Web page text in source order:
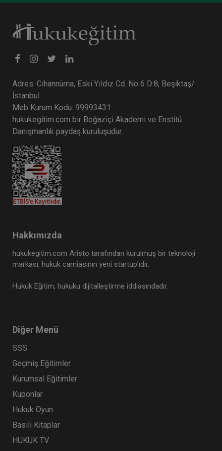
Adres: Cihannüma, Eski Yıldız Cd. No 6 D:8, Beşiktaş/
İstanbul
Meb Kurum Kodu: 99993431
hukukegitim.com bir Boğaziçi Akademi ve Enstitü
Danışmanlık paydaş kuruluşudur.
Hakkımızda
hukukegitim.com Aristo tarafından kurulmuş bir teknoloji
markası, hukuk camiasının yeni startup’ıdır.
Hukuk Eğitim, hukuku dijitalleştirme iddiasındadır.
Diğer Menü
SSS
Geçmiş Eğitimler
Kurumsal Eğitimler
Kuponlar
Hukuk Oyun
Basılı Kitaplar
HUKUK TV